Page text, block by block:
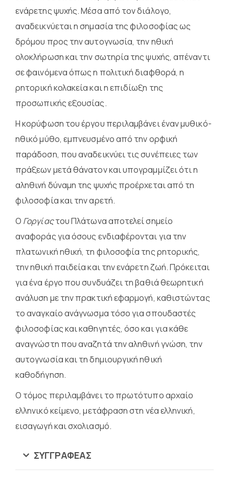
ενάρετης ψυχής. Μέσα από τον διάλογο,
αναδεικνύεται η σημασία της φιλοσοφίας ως
δρόμου προς την αυτογνωσία, την ηθική
ολοκλήρωση και την σωτηρία της ψυχής, απέναντι
σε φαινόμενα όπως η πολιτική διαφθορά, η
ρητορική κολακεία και η επιδίωξη της
προσωπικής εξουσίας.
Η κορύφωση του έργου περιλαμβάνει έναν μυθικό-
ηθικό μύθο, εμπνευσμένο από την ορφική
παράδοση, που αναδεικνύει τις συνέπειες των
πράξεων μετά θάνατον και υπογραμμίζει ότι η
αληθινή δύναμη της ψυχής προέρχεται από τη
φιλοσοφία και την αρετή.
Ο Γοργίαςτου Πλάτωνα αποτελεί σημείο
αναφοράς για όσους ενδιαφέρονται για την
πλατωνική ηθική, τη φιλοσοφία της ρητορικής,
την ηθική παιδεία και την ενάρετη ζωή. Πρόκειται
για ένα έργο που συνδυάζει τη βαθιά θεωρητική
ανάλυση με την πρακτική εφαρμογή, καθιστώντας
το αναγκαίο ανάγνωσμα τόσο για σπουδαστές
φιλοσοφίας και καθηγητές, όσο και για κάθε
αναγνώστη που αναζητά την αληθινή γνώση, την
αυτογνωσία και τη δημιουργική ηθική
καθοδήγηση.
Ο τόμος περιλαμβάνει το πρωτότυπο αρχαίο
ελληνικό κείμενο, μετάφραση στη νέα ελληνική,
εισαγωγή και σχολιασμό.
ΣΥΓΓΡΑΦΈΑΣ